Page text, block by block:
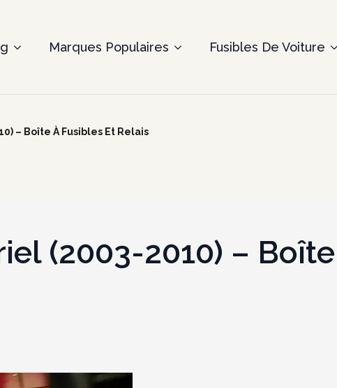
Marques Populaires Fusibles De Voiture
– Boîte À Fusibles Et Relais
(2003-2010) –